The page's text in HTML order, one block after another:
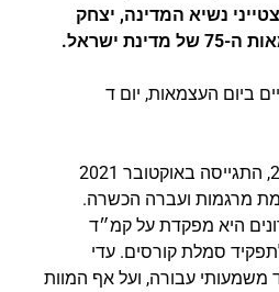
נשיא המדינה, יצחק
ישראל.
ביום העצמאות, יום ד
, בת ה-20, התגייסה באוקטובר 2021
מרגמות ועברה הכשרה.
היא מפקדת על קמ״ד
סמלת קורסים. עדי
עבורה, ועל אף המוות